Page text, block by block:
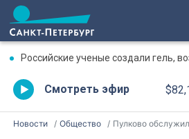
Российские ученые создали гель,
Смотреть эфир
Новости Общество Пулково обслужил более 9 тыс.